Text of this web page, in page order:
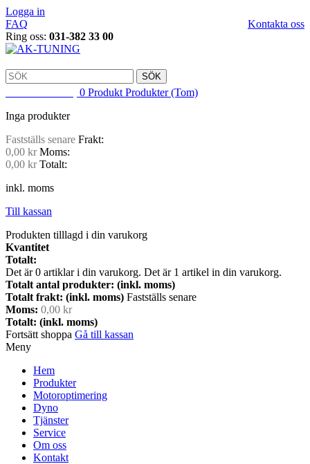
Logga in
Kontakta oss
FAQ
Ring oss: 031-382 33 00
SÖK
0 Produkt Produkter (Tom)
Inga produkter
Fastställs senare Frakt:
0,00 kr Moms:
0,00 kr Totalt:
inkl. moms
Till kassan
Produkten tilllagd i din varukorg
Kvantitet
Totalt:
Det är0 artiklar i din varukorg. Det är 1 artikel in din varukorg.
Totalt antal produkter: (inkl. moms)
Totalt frakt: (inkl. moms) Fastställs senare
Moms: 0,00 kr
Totalt: (inkl. moms)
Fortsätt shoppa Gå till kassan
Meny
Hem
Produkter
Motoroptimering
Dyno
Tjänster
Service
Om oss
Kontakt